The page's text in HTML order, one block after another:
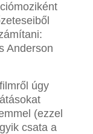
Anderson
úgy
(ezzel
csata a